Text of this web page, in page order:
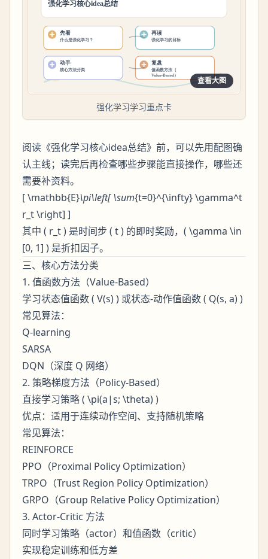
查看大图
强化学习学习重点卡
阅读《强化学习核心idea总结》前，可以先用配图确
认主线；读完后再检查哪些步骤能直接操作，哪些还
需要补资料。
[ \mathbb{E}\pi\left[ \sum{t=0}^{\infty} \gamma^t
r_t \right] ]
其中 ( r_t ) 是时间步 ( t ) 的即时奖励，( \gamma \in
[0, 1] ) 是折扣因子。
三、核心方法分类
1. 值函数方法（Value-Based）
学习状态值函数 ( V(s) ) 或状态-动作值函数 ( Q(s, a) )
常见算法：
Q-learning
SARSA
DQN（深度 Q 网络）
2. 策略梯度方法（Policy-Based）
直接学习策略 ( \pi(a|s; \theta) )
优点：适用于连续动作空间、支持随机策略
常见算法：
REINFORCE
PPO（Proximal Policy Optimization）
TRPO（Trust Region Policy Optimization）
GRPO（Group Relative Policy Optimization）
3. Actor-Critic 方法
同时学习策略（actor）和值函数（critic）
实现稳定训练和低方差